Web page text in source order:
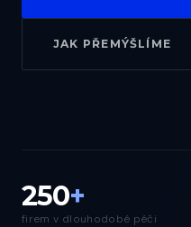
JAK PŘEMÝŠLÍME
250+
firem v dlouhodobé péči